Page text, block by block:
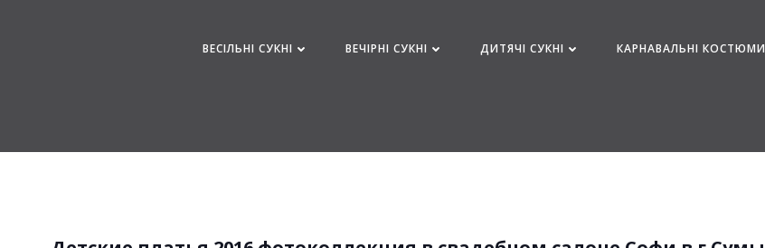
ВЕСІЛЬНІ СУКНІ ВЕЧІРНІ СУКНІ ДИТЯЧІ СУКНІ КАРНАВАЛЬНІ КОСТЮМИ